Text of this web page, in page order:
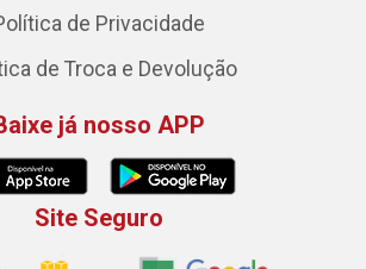
de Privacidade
de Troca e Devolução
já nosso APP
Site Seguro